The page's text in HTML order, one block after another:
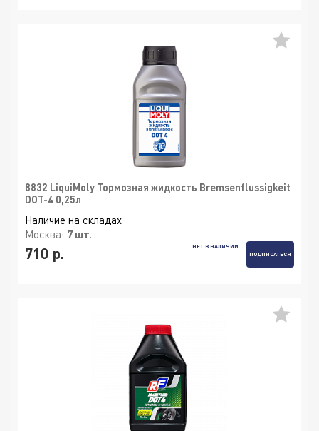
8832 LiquiMoly Тормозная жидкость Bremsenflussigkeit
DOT-4 0,25л
Наличие на складах
Москва: 7 шт.
710 р.
НЕТ В НАЛИЧИИ
ПОДПИСАТЬСЯ